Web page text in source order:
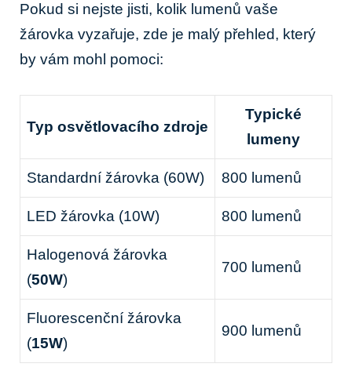
Pokud si nejste jisti, kolik lumenů vaše
žárovka vyzařuje, zde je malý přehled, který
by vám mohl pomoci:
Typ osvětlovacího zdroje
Typické
lumeny
Standardní žárovka (60W) 800 lumenů
LED žárovka (10W) 800 lumenů
Halogenová žárovka
(50W)
700 lumenů
Fluorescenční žárovka
(15W)
900 lumenů